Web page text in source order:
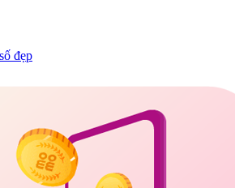
đẹp